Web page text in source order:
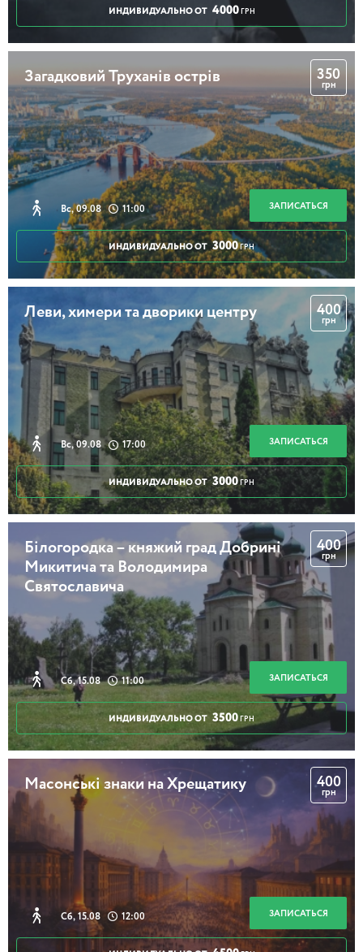
ИНДИВИДУАЛЬНО ОТ 4000 ГРН
Загадковий Труханів острів
Вс, 09.08 11:00
350
грн
ЗАПИСАТЬСЯ
ИНДИВИДУАЛЬНО ОТ 3000 ГРН
Леви, химери та дворики центру
Вс, 09.08 17:00
400
грн
ЗАПИСАТЬСЯ
ИНДИВИДУАЛЬНО ОТ 3000 ГРН
Білогородка – княжий град Добрині
Микитича та Володимира
Святославича
Сб, 15.08 11:00
400
грн
ЗАПИСАТЬСЯ
ИНДИВИДУАЛЬНО ОТ 3500 ГРН
Масонські знаки на Хрещатику
Сб, 15.08 12:00
400
грн
ЗАПИСАТЬСЯ